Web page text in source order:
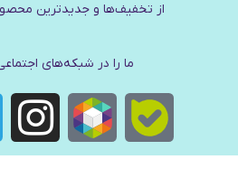
از تخفیف‌ها و جدیدترین‌
ما را در شبکه‌های